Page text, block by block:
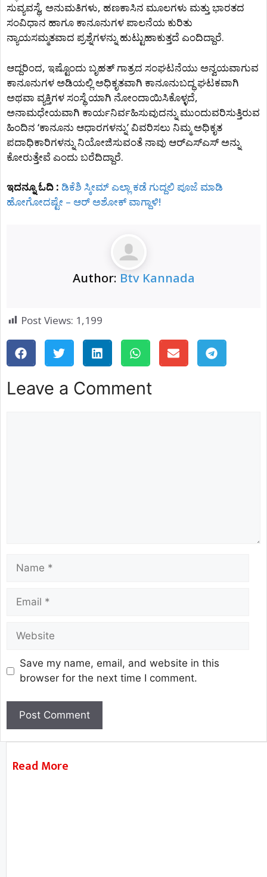
ಸುವ್ಯವಸ್ಥೆ, ಅನುಮತಿಗಳು, ಹಣಕಾಸಿನ ಮೂಲಗಳು ಮತ್ತು ಭಾರತದ
ಸಂವಿಧಾನ ಹಾಗೂ ಕಾನೂನುಗಳ ಪಾಲನೆಯ ಕುರಿತು
ನ್ಯಾಯಸಮ್ಮತವಾದ ಪ್ರಶ್ನೆಗಳನ್ನು ಹುಟ್ಟುಹಾಕುತ್ತದೆ ಎಂದಿದ್ದಾರೆ.
ಆದ್ದರಿಂದ, ಇಷ್ಟೊಂದು ಬೃಹತ್ ಗಾತ್ರದ ಸಂಘಟನೆಯು ಅನ್ವಯವಾಗುವ
ಕಾನೂನುಗಳ ಅಡಿಯಲ್ಲಿ ಅಧಿಕೃತವಾಗಿ ಕಾನೂನುಬದ್ಧ ಘಟಕವಾಗಿ
ಅಥವಾ ವ್ಯಕ್ತಿಗಳ ಸಂಸ್ಥೆ ಯಾಗಿ ನೋಂದಾಯಿಸಿಕೊಳ್ಳದೆ,
ಅನಾಮಧೇಯವಾಗಿ ಕಾರ್ಯನಿರ್ವಹಿಸುವುದನ್ನು ಮುಂದುವರಿಸುತ್ತಿರುವ
ಹಿಂದಿನ ‘ಕಾನೂನು ಆಧಾರಗಳನ್ನು’ ವಿವರಿಸಲು ನಿಮ್ಮ ಅಧಿಕೃತ
ಪದಾಧಿಕಾರಿಗಳನ್ನು ನಿಯೋಜಿಸುವಂತೆ ನಾವು ಆರ್‌ಎಸ್‌ಎಸ್‌ ಅನ್ನು
ಕೋರುತ್ತೇವೆ ಎಂದು ಬರೆದಿದ್ದಾರೆ.
ಇದನ್ನೂ ಓದಿ : ಡಿಕೆಶಿ ಸ್ಕೀಮ್ ಎಲ್ಲಾ ಕಡೆ ಗುದ್ದಲಿ ಪೂಜೆ ಮಾಡಿ
ಹೋಗೋದಷ್ಟೇ – ಆರ್ ಅಶೋಕ್ ವಾಗ್ದಾಳಿ!
Author: Btv Kannada
Post Views: 1,199
Leave a Comment
Save my name, email, and website in this
browser for the next time I comment.
Read More